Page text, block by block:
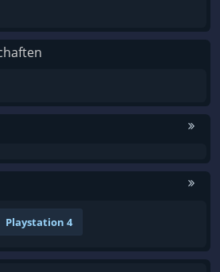
Playstation 4